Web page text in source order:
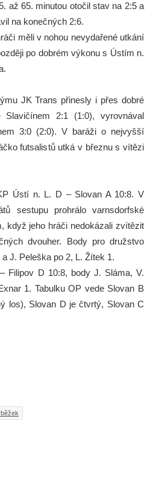
až 65. minutou otočil stav na 2:5 a
na konečných 2:6.
měli v nohou nevydařené utkání
po dobrém výkonu s Ústím n.
JK Trans přinesly i přes dobré
2:1 (1:0), vyrovnával
3:0 (2:0). V baráži o nejvyšší
futsalistů utká v březnu s vítězi
Ústí n. L. D – Slovan A 10:8. V
sestupu prohrálo varnsdorfské
když jeho hráči nedokázali zvítězit
dvouher. Body pro družstvo
J. Peleška po 2, L. Žítek 1.
Filipov D 10:8, body J. Sláma, V.
1. Tabulku OP vede Slovan B
los), Slovan D je čtvrtý, Slovan C